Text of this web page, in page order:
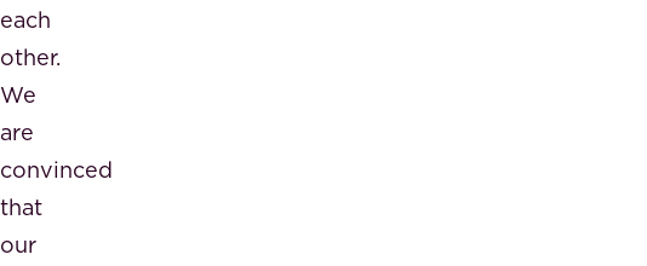
each
other.
We
are
convinced
that
our